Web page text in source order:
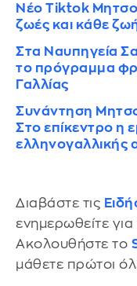
Νέο Tiktok
ζωές και κάθε
Στα Ναυπηγεία
το πρόγραμμα
Γαλλίας
Συνάντηση
Στο επίκεντρο η
ελληνογαλλικής
Διαβάστε τις
ενημερωθείτε
Ακολουθήστε το
μάθετε πρώτοι